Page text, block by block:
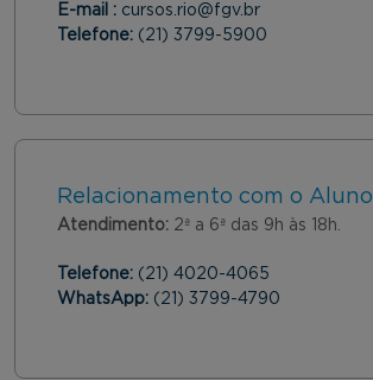
E-mail : cursos.rio@fgv.br
Telefone: (21) 3799-5900
Relacionamento com o Aluno
Atendimento: 2ª a 6ª das 9h às 18h.
Telefone: (21) 4020-4065
WhatsApp: (21) 3799-4790